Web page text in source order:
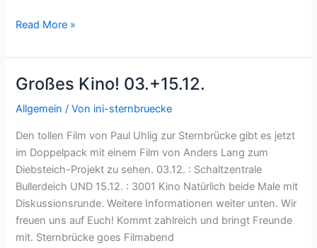
Pressemitteilung
Initiative
Sternbrücke
zur
Veranstaltung
Deutschen
Bahn
am
01.12.2022
Read More »
Großes Kino! 03.+15.12.
Allgemein / Von ini-sternbruecke
Den tollen Film von Paul Uhlig zur Sternbrücke gibt es jetzt
im Doppelpack mit einem Film von Anders Lang zum
Diebsteich-Projekt zu sehen. 03.12. : Schaltzentrale
Bullerdeich UND 15.12. : 3001 Kino Natürlich beide Male mit
Diskussionsrunde. Weitere Informationen weiter unten. Wir
freuen uns auf Euch! Kommt zahlreich und bringt Freunde
mit. Sternbrücke goes Filmabend